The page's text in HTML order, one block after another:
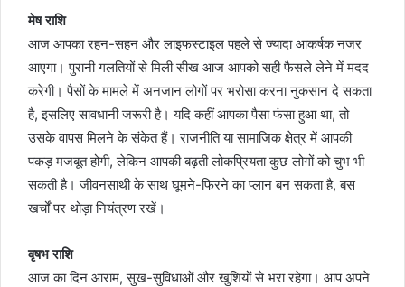
मेष राशि
आज आपका रहन-सहन और लाइफस्टाइल पहले से ज्यादा आकर्षक नजर
आएगा। पुरानी गलतियों से मिली सीख आज आपको सही फैसले लेने में मदद
करेगी। पैसों के मामले में अनजान लोगों पर भरोसा करना नुकसान दे सकता
है, इसलिए सावधानी जरूरी है। यदि कहीं आपका पैसा फंसा हुआ था, तो
उसके वापस मिलने के संकेत हैं। राजनीति या सामाजिक क्षेत्र में आपकी
पकड़ मजबूत होगी, लेकिन आपकी बढ़ती लोकप्रियता कुछ लोगों को चुभ भी
सकती है। जीवनसाथी के साथ घूमने-फिरने का प्लान बन सकता है, बस
खर्चों पर थोड़ा नियंत्रण रखें।
वृषभ राशि
आज का दिन आराम, सुख-सुविधाओं और खुशियों से भरा रहेगा। आप अपने